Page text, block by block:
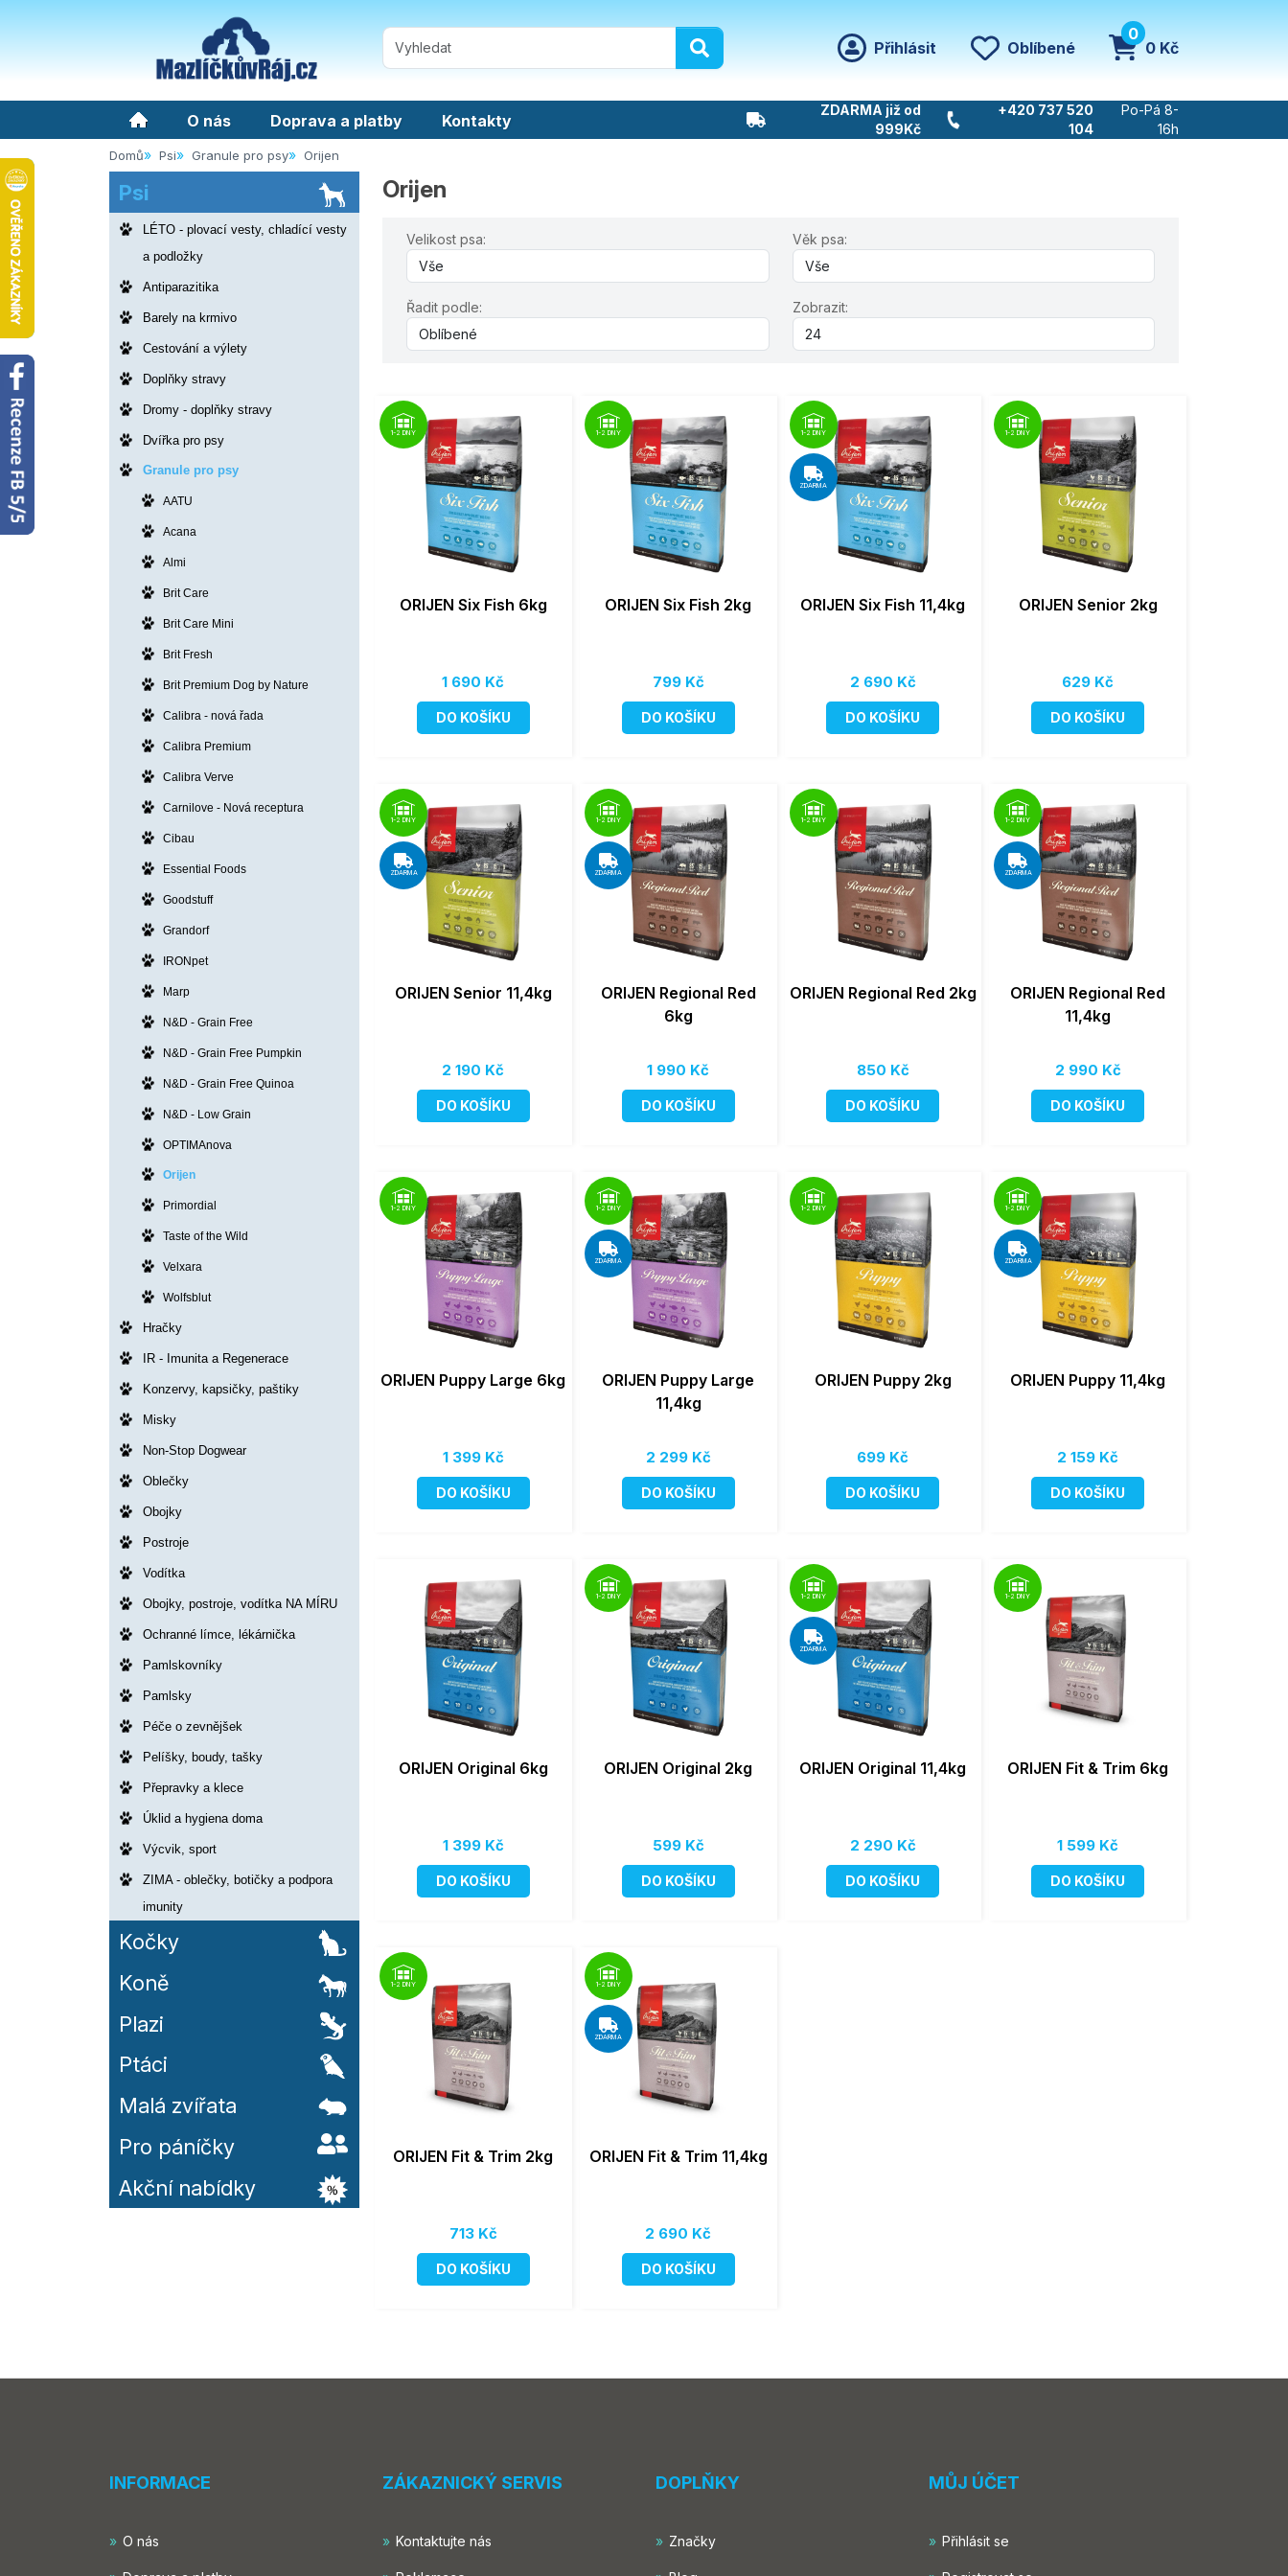
Přihlásit Oblíbené
0
0 Kč
O nás Doprava a platby Kontakty
ZDARMA již od
999Kč
+420 737 520
104
Po-Pá 8-
16h
Domů Psi Granule pro psy Orijen
Psi
LÉTO - plovací vesty, chladící vesty
a podložky
Antiparazitika
Barely na krmivo
Cestování a výlety
Doplňky stravy
Dromy - doplňky stravy
Dvířka pro psy
Granule pro psy
AATU
Acana
Almi
Brit Care
Brit Care Mini
Brit Fresh
Brit Premium Dog by Nature
Calibra - nová řada
Calibra Premium
Calibra Verve
Carnilove - Nová receptura
Cibau
Essential Foods
Goodstuff
Grandorf
IRONpet
Marp
N&D - Grain Free
N&D - Grain Free Pumpkin
N&D - Grain Free Quinoa
N&D - Low Grain
OPTIMAnova
Orijen
Primordial
Taste of the Wild
Velxara
Wolfsblut
Hračky
IR - Imunita a Regenerace
Konzervy, kapsičky, paštiky
Misky
Non-Stop Dogwear
Oblečky
Obojky
Postroje
Vodítka
Obojky, postroje, vodítka NA MÍRU
Ochranné límce, lékárnička
Pamlskovníky
Pamlsky
Péče o zevnějšek
Pelíšky, boudy, tašky
Přepravky a klece
Úklid a hygiena doma
Výcvik, sport
ZIMA - oblečky, botičky a podpora
imunity
Kočky
Koně
Plazi
Ptáci
Malá zvířata
Pro páníčky
Akční nabídky
Orijen
Velikost psa: Věk psa:
Řadit podle: Zobrazit:
1-2 DNY
ORIJEN Six Fish 6kg
1 690 Kč
DO KOŠÍKU
1-2 DNY
ORIJEN Six Fish 2kg
799 Kč
DO KOŠÍKU
1-2 DNY
ZDARMA
ORIJEN Six Fish 11,4kg
2 690 Kč
DO KOŠÍKU
1-2 DNY
ORIJEN Senior 2kg
629 Kč
DO KOŠÍKU
1-2 DNY
ZDARMA
ORIJEN Senior 11,4kg
2 190 Kč
DO KOŠÍKU
1-2 DNY
ZDARMA
ORIJEN Regional Red
6kg
1 990 Kč
DO KOŠÍKU
1-2 DNY
ORIJEN Regional Red 2kg
850 Kč
DO KOŠÍKU
1-2 DNY
ZDARMA
ORIJEN Regional Red
11,4kg
2 990 Kč
DO KOŠÍKU
1-2 DNY
ORIJEN Puppy Large 6kg
1 399 Kč
DO KOŠÍKU
1-2 DNY
ZDARMA
ORIJEN Puppy Large
11,4kg
2 299 Kč
DO KOŠÍKU
1-2 DNY
ORIJEN Puppy 2kg
699 Kč
DO KOŠÍKU
1-2 DNY
ZDARMA
ORIJEN Puppy 11,4kg
2 159 Kč
DO KOŠÍKU
ORIJEN Original 6kg
1 399 Kč
DO KOŠÍKU
1-2 DNY
ORIJEN Original 2kg
599 Kč
DO KOŠÍKU
1-2 DNY
ZDARMA
ORIJEN Original 11,4kg
2 290 Kč
DO KOŠÍKU
1-2 DNY
ORIJEN Fit & Trim 6kg
1 599 Kč
DO KOŠÍKU
1-2 DNY
ORIJEN Fit & Trim 2kg
713 Kč
DO KOŠÍKU
1-2 DNY
ZDARMA
ORIJEN Fit & Trim 11,4kg
2 690 Kč
DO KOŠÍKU
INFORMACE
O nás
ZÁKAZNICKÝ SERVIS
Kontaktujte nás
DOPLŇKY
Značky
MŮJ ÚČET
Přihlásit se